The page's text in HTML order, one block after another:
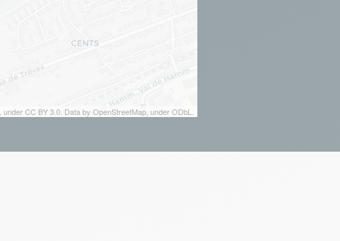
under CC BY 3.0. Data by OpenStreetMap, under ODbL.